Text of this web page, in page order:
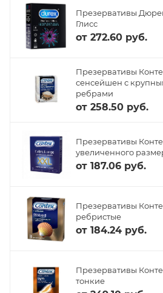
Презервативы
Глисс
от 272.60 руб.
Презервативы
сенсейшен с
ребрами
от 258.50 руб.
Презервативы
увеличенного
от 187.06 руб.
Презервативы
ребристые
от 184.24 руб.
Презервативы
тонкие